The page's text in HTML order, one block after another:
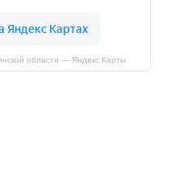
области — Яндекс Карты